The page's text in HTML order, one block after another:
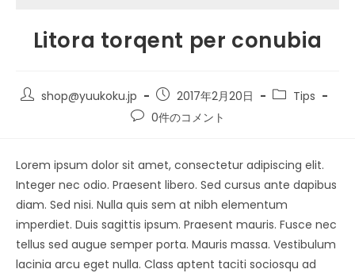
Litora torqent per conubia
shop@yuukoku.jp 2017年2月20日
Tips
0件のコメント
Lorem ipsum dolor sit amet, consectetur adipiscing elit.
Integer nec odio. Praesent libero. Sed cursus ante dapibus
diam. Sed nisi. Nulla quis sem at nibh elementum
imperdiet. Duis sagittis ipsum. Praesent mauris. Fusce nec
tellus sed augue semper porta. Mauris massa. Vestibulum
lacinia arcu eget nulla. Class aptent taciti sociosqu ad